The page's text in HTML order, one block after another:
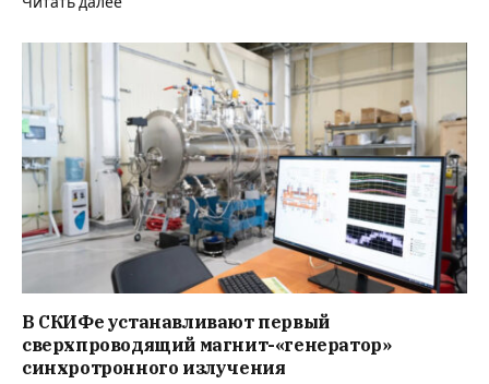
В СКИФе устанавливают первый
сверхпроводящий магнит-«генератор»
синхротронного излучения